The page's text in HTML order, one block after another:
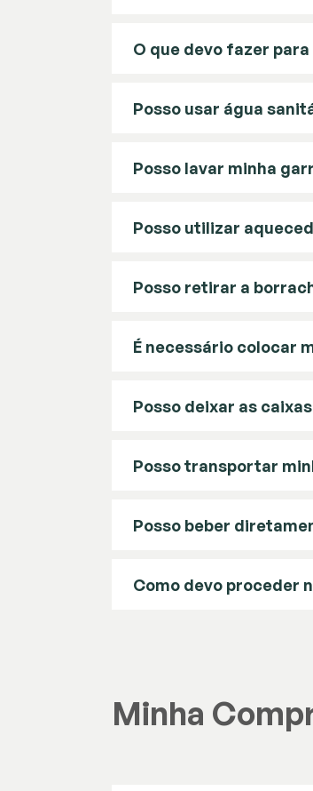
O que devo fazer
Posso usar água
Posso lavar minha
Posso utilizar
Posso retirar a
É necessário colocar
Posso deixar as
Posso transportar
Posso beber
Como devo proceder
Minha